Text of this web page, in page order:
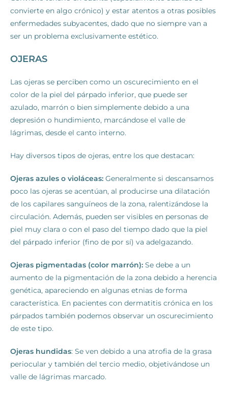
convierte en algo crónico) y estar atentos a otras posibles
enfermedades subyacentes, dado que no siempre van a
ser un problema exclusivamente estético.
OJERAS
Las ojeras se perciben como un oscurecimiento en el
color de la piel del párpado inferior, que puede ser
azulado, marrón o bien simplemente debido a una
depresión o hundimiento, marcándose el valle de
lágrimas, desde el canto interno.
Hay diversos tipos de ojeras, entre los que destacan:
Ojeras azules o violáceas: Generalmente si descansamos
poco las ojeras se acentúan, al producirse una dilatación
de los capilares sanguíneos de la zona, ralentizándose la
circulación. Además, pueden ser visibles en personas de
piel muy clara o con el paso del tiempo dado que la piel
del párpado inferior (fino de por sí) va adelgazando.
Ojeras pigmentadas (color marrón): Se debe a un
aumento de la pigmentación de la zona debido a herencia
genética, apareciendo en algunas etnias de forma
característica. En pacientes con dermatitis crónica en los
párpados también podemos observar un oscurecimiento
de este tipo.
Ojeras hundidas: Se ven debido a una atrofia de la grasa
periocular y también del tercio medio, objetivándose un
valle de lágrimas marcado.